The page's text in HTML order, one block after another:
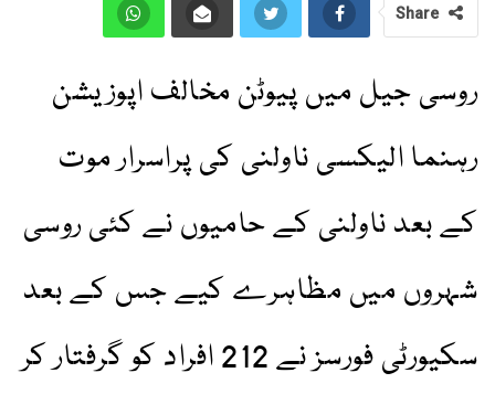
Share
روسی جیل میں پیوٹن مخالف اپوزیشن
رہنما الیکسی ناولنی کی پراسرار موت
کے بعد ناولنی کے حامیوں نے کئی روسی
شہروں میں مظاہرے کیے جس کے بعد
سکیورٹی فورسز نے 212 افراد کو گرفتار کر